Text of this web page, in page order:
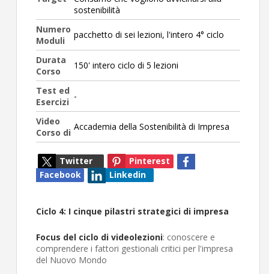
sostenibilità
Numero
Moduli
pacchetto di sei lezioni, l'intero 4° ciclo
Durata
Corso
150' intero ciclo di 5 lezioni
Test ed
Esercizi
-
Video
Corso di
Accademia della Sostenibilità di Impresa
Twitter
Pinterest
Facebook
Linkedin
Ciclo 4: I cinque pilastri strategici di impresa
Focus del ciclo di videolezioni: conoscere e
comprendere i fattori gestionali critici per l'impresa
del Nuovo Mondo